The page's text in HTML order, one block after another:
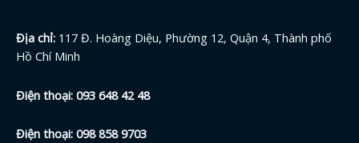
Địa chỉ: 117 Đ. Hoàng Diệu, Phường 12, Quận 4, Thành phố
Hồ Chí Minh
Điện thoại: 093 648 42 48
Điện thoại: 098 858 9703